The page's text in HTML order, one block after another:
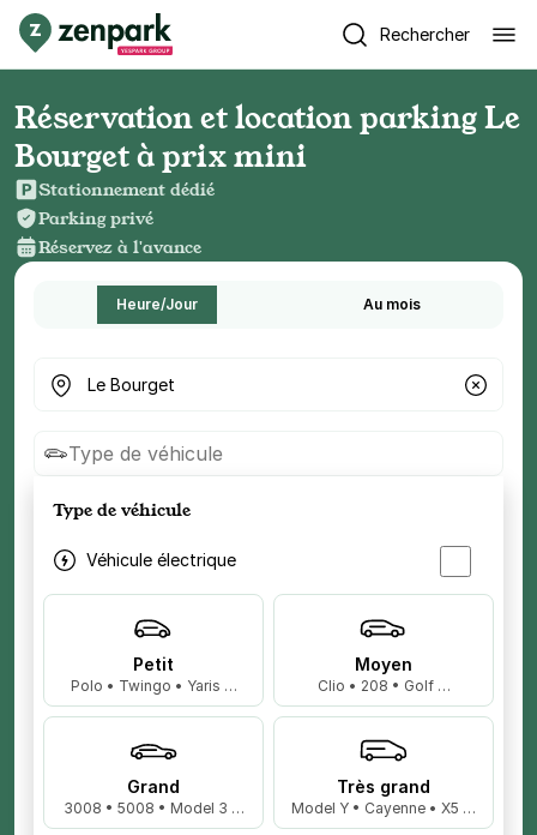
Rechercher
Réservation et location parking Le
Bourget à prix mini
Stationnement dédié
Parking privé
Réservez à l'avance
Heure/Jour Au mois
Où cherchez-vous un parking ?
Type de véhicule
Type de véhicule
Véhicule électrique
Petit
Polo • Twingo • Yaris …
Moyen
Clio • 208 • Golf …
Grand
3008 • 5008 • Model 3 …
Très grand
Model Y • Cayenne • X5 …